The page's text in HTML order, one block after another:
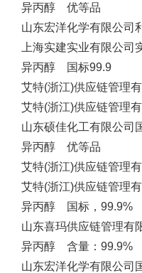
异丙醇 优等品
山东宏洋化学有限公司
上海实建实业有限公司
异丙醇 国标99.9
艾特(浙江)供应链管理
艾特(浙江)供应链管理
山东硕佳化工有限公司
异丙醇 优等品
艾特(浙江)供应链管理
艾特(浙江)供应链管理
异丙醇 国标，99.9%
山东喜玛供应链管理有
异丙醇 含量：99.9%
山东宏洋化学有限公司